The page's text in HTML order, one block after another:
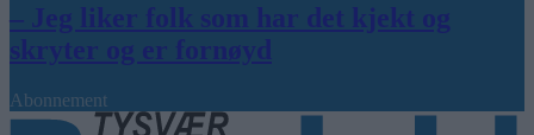
– Jeg liker folk som har det kjekt og
skryter og er fornøyd
Abonnement